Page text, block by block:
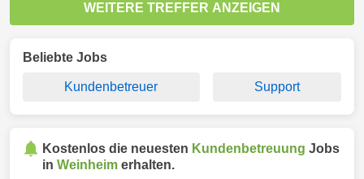
WEITERE TREFFER ANZEIGEN
Beliebte Jobs
Kundenbetreuer Support
Kostenlos die neuesten Kundenbetreuung Jobs
in Weinheim erhalten.